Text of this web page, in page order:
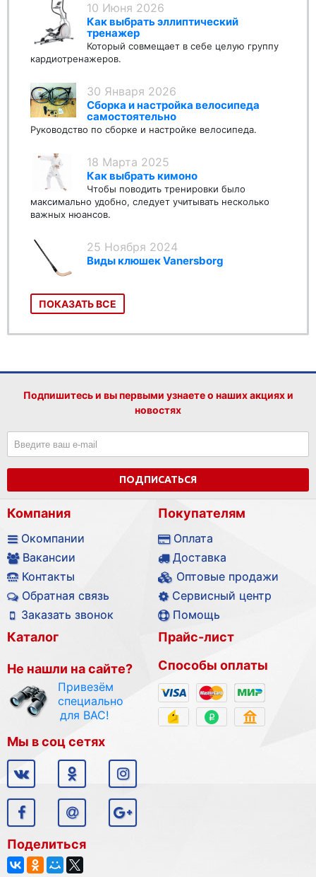
10 Июня 2026
Как выбрать эллиптический
тренажер
Который совмещает в себе целую группу
кардиотренажеров.
30 Января 2026
Сборка и настройка велосипеда
самостоятельно
Руководство по сборке и настройке велосипеда.
18 Марта 2025
Как выбрать кимоно
Чтобы поводить тренировки было
максимально удобно, следует учитывать несколько
важных нюансов.
25 Ноября 2024
Виды клюшек Vanersborg
ПОКАЗАТЬ ВСЕ
Подпишитесь и вы первыми узнаете о наших акциях и
новостях
ПОДПИСАТЬСЯ
Компания
Окомпании
Вакансии
Контакты
Обратная связь
Заказать звонок
Покупателям
Оплата
Доставка
Оптовые продажи
Сервисный центр
Помощь
Каталог
Не нашли на сайте?
Привезём
специально
для ВАС!
Прайс-лист
Способы оплаты
Мы в соц сетях
Поделиться